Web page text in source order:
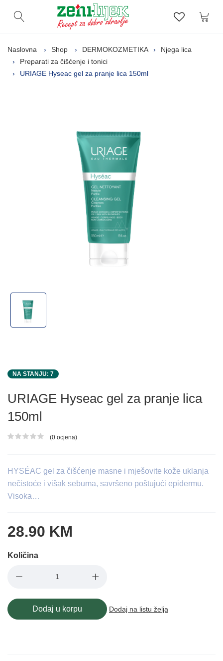
Otvori pretragu Lista
Naslovna Shop DERMOKOZMETIKA
Njega lica
Preparati za čišćenje i tonici
URIAGE Hyseac gel za pranje lica 150ml
NA STANJU: 7
URIAGE Hyseac gel za pranje lica
150ml
Ocjena proizvoda
(0 ocjena)
HYSÉAC gel za čišćenje masne i mješovite kože uklanja
nečistoće i višak sebuma, savršeno poštujući epidermu.
Visoka…
28.90 KM
Količina
Dodaj u korpu Dodaj na listu želja